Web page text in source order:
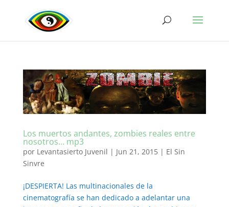
Los muertos andantes, zombies reales entre
nosotros… mp3
por Levantasierto Juvenil | Jun 21, 2015| El Sin
Sinvre
¡DESPIERTA! Las multinacionales de la
cinematografía se han dedicado a adelantar una